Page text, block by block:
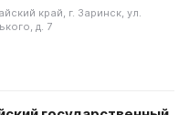
расположено здание
представляющее собой
с изображением панорамы
край, г. Заринск, ул.
д. 7